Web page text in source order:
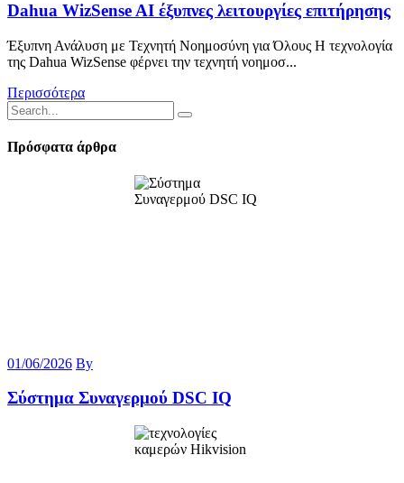
Dahua WizSense AI έξυπνες λειτουργίες επιτήρησης
Έξυπνη Ανάλυση με Τεχνητή Νοημοσύνη για Όλους Η τεχνολογία
της Dahua WizSense φέρνει την τεχνητή νοημοσ...
Περισσότερα
Πρόσφατα άρθρα
01/06/2026 By
Σύστημα Συναγερμού DSC IQ